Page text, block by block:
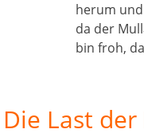
herum
da der
bin froh,
Last der